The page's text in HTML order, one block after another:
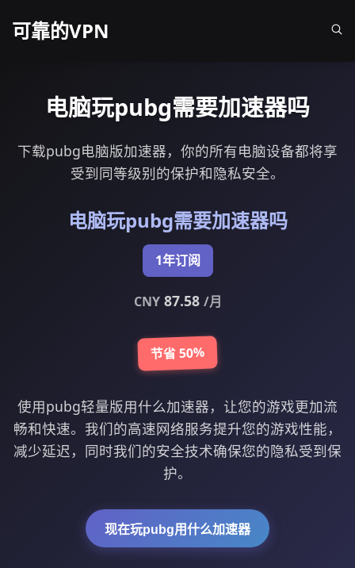
可靠的VPN
电脑玩pubg需要加速器吗
下载pubg电脑版加速器，你的所有电脑设备都将享
受到同等级别的保护和隐私安全。
电脑玩pubg需要加速器吗
1年订阅
CNY87.58 /月
节省 50%
使用pubg轻量版用什么加速器，让您的游戏更加流
畅和快速。我们的高速网络服务提升您的游戏性能，
减少延迟，同时我们的安全技术确保您的隐私受到保
护。
现在玩pubg用什么加速器